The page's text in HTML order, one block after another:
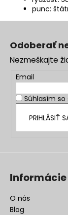
punc:
Odoberať
Nezmeškajte
Email
Súhlasím so
PRIHLÁSIŤ
Informácie
O nás
Blog